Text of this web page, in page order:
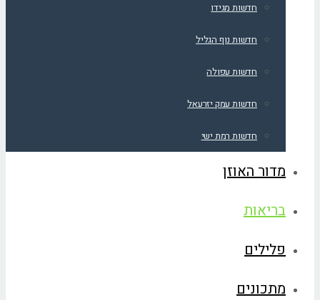
חדשות מגידו
חדשות נוף הגליל
חדשות עפולה
חדשות עמק יזרעאל
חדשות רמת ישי
מדור האוזן
בריאות
פלילים
מתכונים